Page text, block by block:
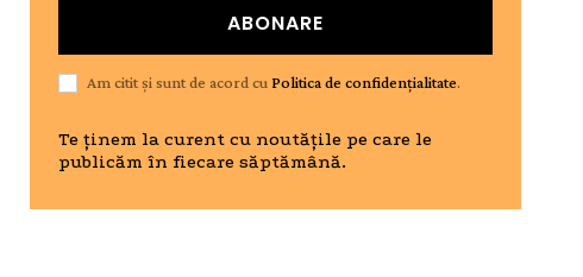
ABONARE
Am citit și sunt de acord cuPolitica de confidențialitate.
Te ținem la curent cu noutățile pe care le
publicăm în fiecare săptămână.